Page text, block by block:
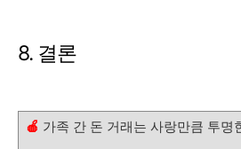
8. 결론
🍎 가족 간 돈 거래는 사랑만큼 투명